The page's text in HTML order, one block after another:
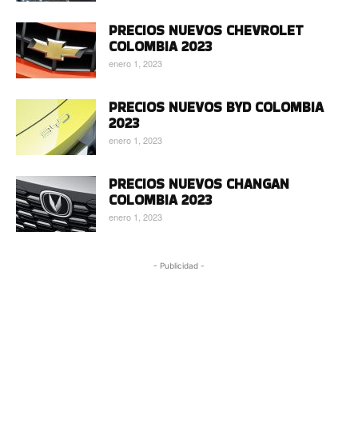
PRECIOS NUEVOS CHEVROLET
COLOMBIA 2023
enero 1, 2023
PRECIOS NUEVOS BYD COLOMBIA
2023
enero 1, 2023
PRECIOS NUEVOS CHANGAN
COLOMBIA 2023
enero 1, 2023
- Publicidad -